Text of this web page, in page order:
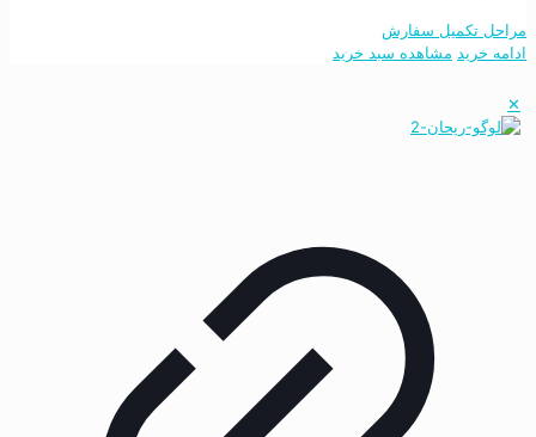
مراحل تکمیل سفارش
ادامه خرید مشاهده سبد خرید
✕